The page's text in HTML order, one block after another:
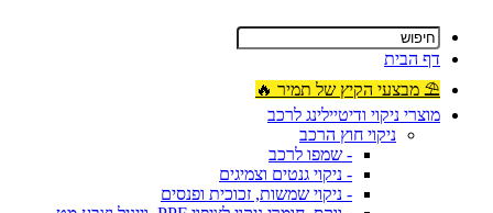
דף הבית
⛱ מבצעי הקיץ של תמיר 🔥
מוצרי ניקוי ודיטיילינג לרכב
ניקוי חוץ הרכב
- שמפו לרכב
- ניקוי גנטים וצמיגים
- ניקוי שמשות, זכוכית ופנסים